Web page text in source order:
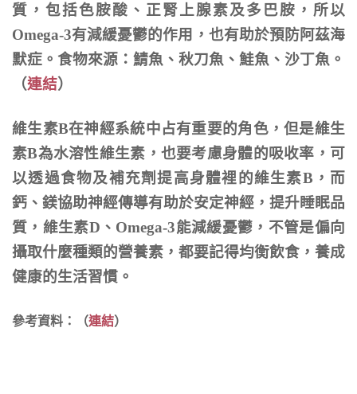
質，包括色胺酸、正腎上腺素及多巴胺，所以
Omega-3有減緩憂鬱的作用，也有助於預防阿茲海
默症。食物來源：鯖魚、秋刀魚、鮭魚、沙丁魚。
（連結）
維生素B在神經系統中占有重要的角色，但是維生
素B為水溶性維生素，也要考慮身體的吸收率，可
以透過食物及補充劑提高身體裡的維生素B，而
鈣、鎂協助神經傳導有助於安定神經，提升睡眠品
質，維生素D、Omega-3能減緩憂鬱，不管是偏向
攝取什麼種類的營養素，都要記得均衡飲食，養成
健康的生活習慣。
參考資料：（連結）